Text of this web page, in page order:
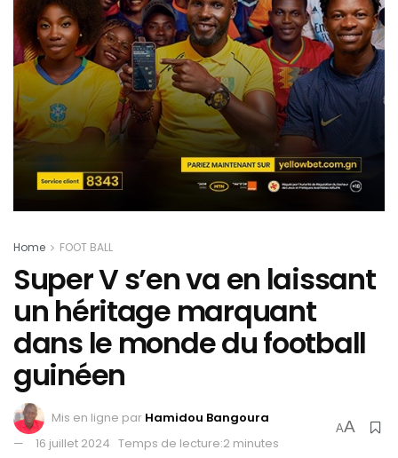
Home FOOT BALL
Super V s’en va en laissant
un héritage marquant
dans le monde du football
guinéen
Mis en ligne par Hamidou Bangoura
16 juillet 2024 Temps de lecture:2 minutes
AA